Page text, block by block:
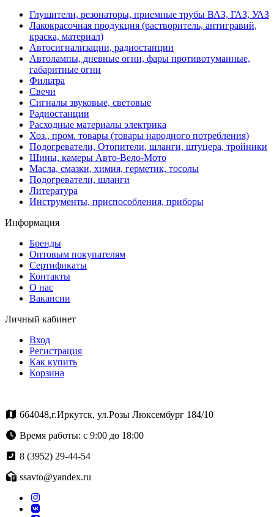
Глушители, резонаторы, приемные трубы ВАЗ, ГАЗ, УАЗ
Лакокрасочная продукция (растворитель, антигравий,
краска, материал)
Автосигнализации, радиостанции
Автолампы, дневные огни, фары противотуманные,
габаритные огни
Фильтра
Свечи
Сигналы звуковые, световые
Радиостанции
Расходные материалы электрика
Хоз., пром. товары (товары народного потребления)
Подогреватели, Отопители, шланги, штуцера, тройники
Шины, камеры Авто-Вело-Мото
Масла, смазки, химия, герметик, тосолы
Подогреватели, шланги
Литература
Инструменты, приспособления, приборы
Информация
Бренды
Оптовым покупателям
Сертификаты
Контакты
О нас
Вакансии
Личный кабинет
Вход
Регистрация
Как купить
Корзина
664048,г.Иркутск, ул.Розы Люксембург 184/10
Время работы: с 9:00 до 18:00
8 (3952) 29-44-54
ssavto@yandex.ru